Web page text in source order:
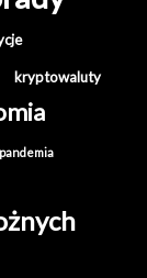
kryptowaluty
pandemia